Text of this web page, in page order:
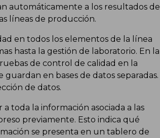
automáticamente a los resultados de
líneas de producción.
en todos los elementos de la línea
hasta la gestión de laboratorio. En la
de control de calidad en la
en bases de datos separadas.
de datos.
toda la información asociada a las
previamente. Esto indica qué
se presenta en un tablero de